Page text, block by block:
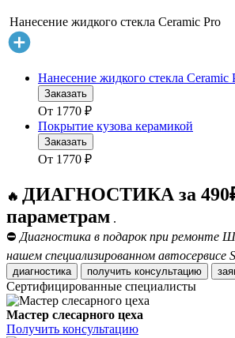
Нанесение жидкого стекла Ceramic Pro
Нанесение жидкого стекла Ceramic
Заказать
От 1770 ₽
Покрытие кузова керамикой
Заказать
От 1770 ₽
🔥 ДИАГНОСТИКА за
параметрам .
⛔ Диагностика в подарок при ремонте
нашем специализированном автосервисе
диагностика получить консультацию
Сертифицированные специалисты
Мастер слесарного цеха
Получить консультацию